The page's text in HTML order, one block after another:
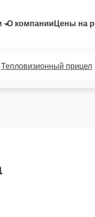
О компании Цены на
Тепловизионный прицел